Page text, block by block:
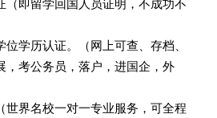
即留学回国人员证明，不成功不
学历认证。（网上可查、存档、
，考公务员，落户，进国企，外
界名校一对一专业服务，可全程